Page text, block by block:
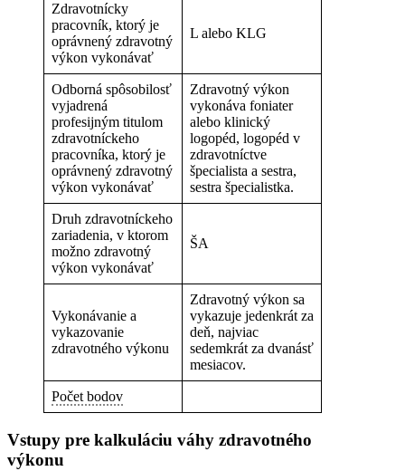
Zdravotnícky
pracovník, ktorý je
oprávnený zdravotný
výkon vykonávať
L alebo KLG
Odborná spôsobilosť
vyjadrená
profesijným titulom
zdravotníckeho
pracovníka, ktorý je
oprávnený zdravotný
výkon vykonávať
Zdravotný výkon
vykonáva foniater
alebo klinický
logopéd, logopéd v
zdravotníctve
špecialista a sestra,
sestra špecialistka.
Druh zdravotníckeho
zariadenia, v ktorom
možno zdravotný
výkon vykonávať
ŠA
Vykonávanie a
vykazovanie
zdravotného výkonu
Zdravotný výkon sa
vykazuje jedenkrát za
deň, najviac
sedemkrát za dvanásť
mesiacov.
Počet bodov
Vstupy pre kalkuláciu váhy zdravotného
výkonu